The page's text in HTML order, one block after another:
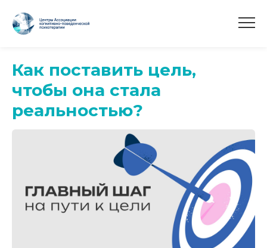
Как поставить цель,
чтобы она стала
реальностью?